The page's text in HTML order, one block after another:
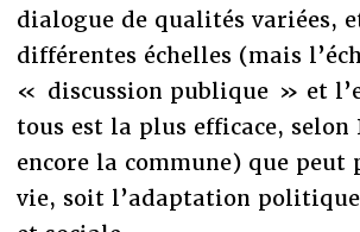
dialogue de qualités variées,
différentes échelles (mais
« discussion publique » et
tous est la plus efficace, selon
encore la commune) que peut
vie, soit l’adaptation